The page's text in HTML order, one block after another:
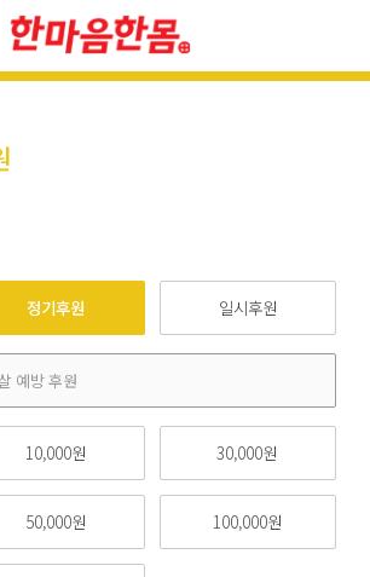
정기후원 일시후원
10,000원 30,000원
50,000원 100,000원